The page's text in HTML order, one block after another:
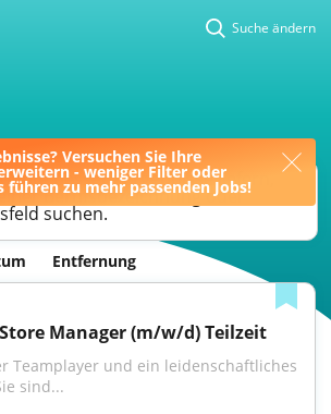
Versuchen Sie Ihre
- weniger Filter oder
zu mehr passenden Jobs!
Suche ändern
bessere Ergebnisse liefern,
Berufsbezeichnung oder
suchen.
Entfernung
Manager (m/w/d) Teilzeit
Teamplayer und ein leidenschaftliches
sind...